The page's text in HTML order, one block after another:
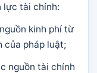
lực tài chính:
kinh phí từ
của pháp luật;
nguồn tài chính